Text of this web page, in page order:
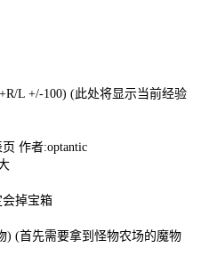
+R/L +/-100) (此处将显示当前经验
作者:optantic
掉宝箱
) (首先需要拿到怪物农场的魔物